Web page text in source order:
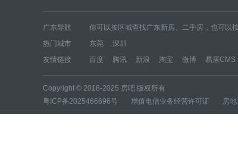
广东导航 你可以按区域查找广东新房、二手房，也可以
区域新房 东莞 深圳
区域二手房 东莞二手房 深圳二手房
热门城市 东莞
深圳
友情链接
百度 腾讯 新浪 淘宝 微博 易居CMS
Copyright © 2018-2025 房吧 版权所有
粤ICP备2025466696号
增值电信业务经营许可证 房